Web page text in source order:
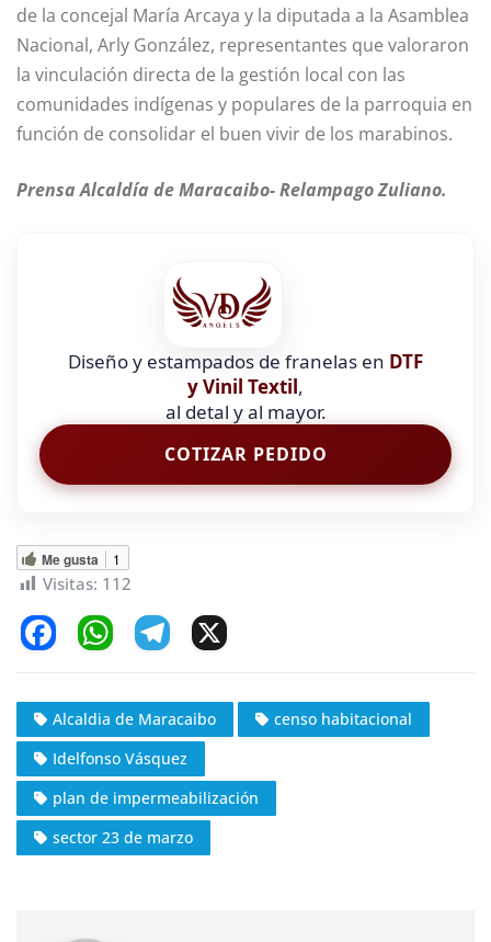
de la concejal María Arcaya y la diputada a la Asamblea
Nacional, Arly González, representantes que valoraron
la vinculación directa de la gestión local con las
comunidades indígenas y populares de la parroquia en
función de consolidar el buen vivir de los marabinos.
Prensa Alcaldía de Maracaibo- Relampago Zuliano.
Diseño y estampados de franelas en DTF
y Vinil Textil,
al detal y al mayor.
COTIZAR PEDIDO
Me gusta 1
Visitas: 112
c
e
b
o
o
W
at
s
A
p
p
e
gr
a
m
Alcaldia de Maracaibo
censo habitacional
Idelfonso Vásquez
plan de impermeabilización
sector 23 de marzo